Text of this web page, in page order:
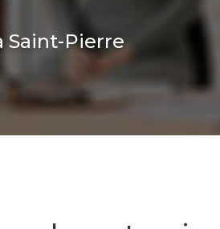
Beauté du
Saint-Pierre